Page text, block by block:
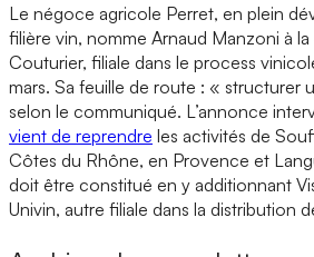
Le négoce agricole Perret, en plein
filière vin, nomme Arnaud Manzoni à
Couturier, filiale dans le process
mars. Sa feuille de route : « structurer
selon le communiqué. L’annonce
vient de reprendre les activités de
Côtes du Rhône, en Provence et
doit être constitué en y additionnant
Univin, autre filiale dans la distribution